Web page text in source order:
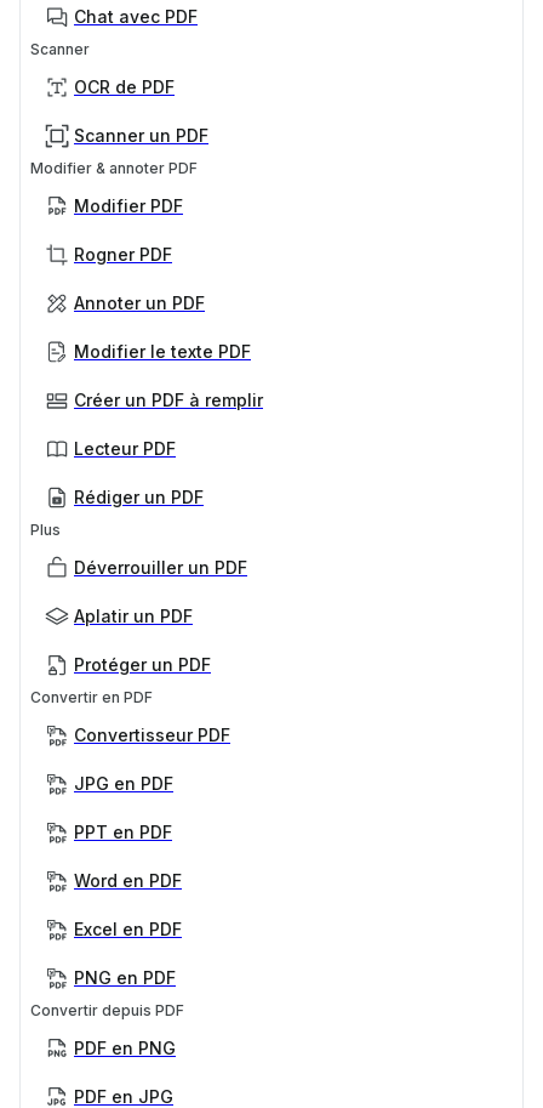
Chat avec PDF
Scanner
OCR de PDF
Scanner un PDF
Modifier & annoter PDF
Modifier PDF
Rogner PDF
Annoter un PDF
Modifier le texte PDF
Créer un PDF à remplir
Lecteur PDF
Rédiger un PDF
Plus
Déverrouiller un PDF
Aplatir un PDF
Protéger un PDF
Convertir en PDF
Convertisseur PDF
JPG en PDF
PPT en PDF
Word en PDF
Excel en PDF
PNG en PDF
Convertir depuis PDF
PDF en PNG
PDF en JPG